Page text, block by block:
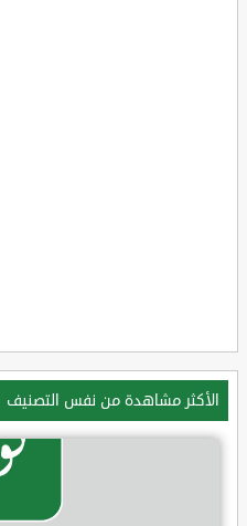
الأكثر مشاهدة من نفس التصنيف